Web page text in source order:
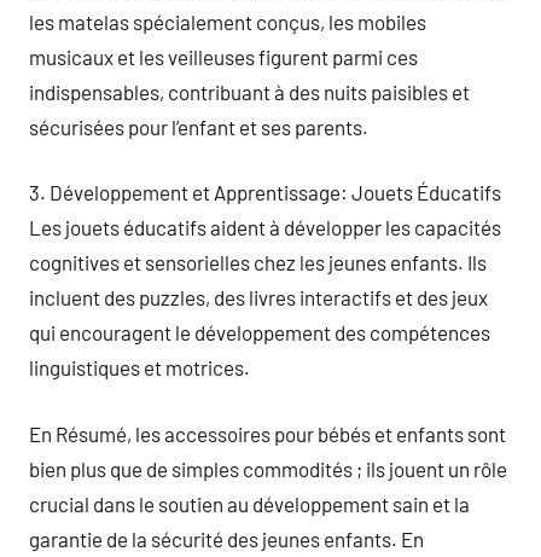
les matelas spécialement conçus, les mobiles
musicaux et les veilleuses figurent parmi ces
indispensables, contribuant à des nuits paisibles et
sécurisées pour l’enfant et ses parents.
3. Développement et Apprentissage: Jouets Éducatifs
Les jouets éducatifs aident à développer les capacités
cognitives et sensorielles chez les jeunes enfants. Ils
incluent des puzzles, des livres interactifs et des jeux
qui encouragent le développement des compétences
linguistiques et motrices.
En Résumé, les accessoires pour bébés et enfants sont
bien plus que de simples commodités ; ils jouent un rôle
crucial dans le soutien au développement sain et la
garantie de la sécurité des jeunes enfants. En